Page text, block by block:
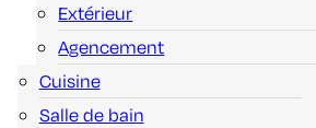
Extérieur
Agencement
Cuisine
Salle de bain